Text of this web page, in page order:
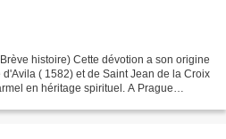
histoire) Cette dévotion a son origine
( 1582) et de Saint Jean de la Croix
en héritage spirituel. A Prague